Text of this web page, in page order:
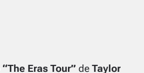
“The Eras Tour” de Taylor